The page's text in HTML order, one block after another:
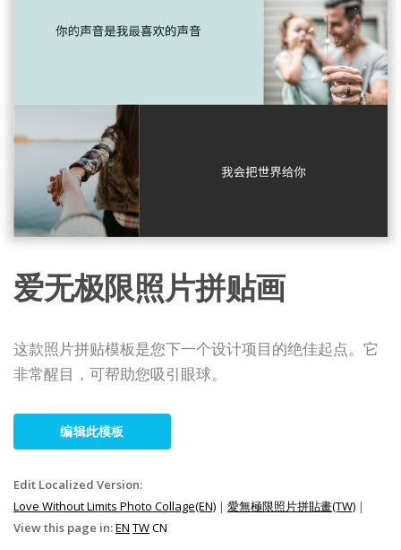
爱无极限照片拼贴画
这款照片拼贴模板是您下一个设计项目的绝佳起点。它
非常醒目，可帮助您吸引眼球。
编辑此模板
Edit Localized Version:
Love Without Limits Photo Collage(EN) | 愛無極限照片拼貼畫(TW) |
View this page in:EN TWCN